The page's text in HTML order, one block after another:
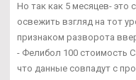
Но так как 5 месяцев- это
освежить взгляд на тот
признаком разворота
- Фелибол 100 стоимость
что данные совпадут с